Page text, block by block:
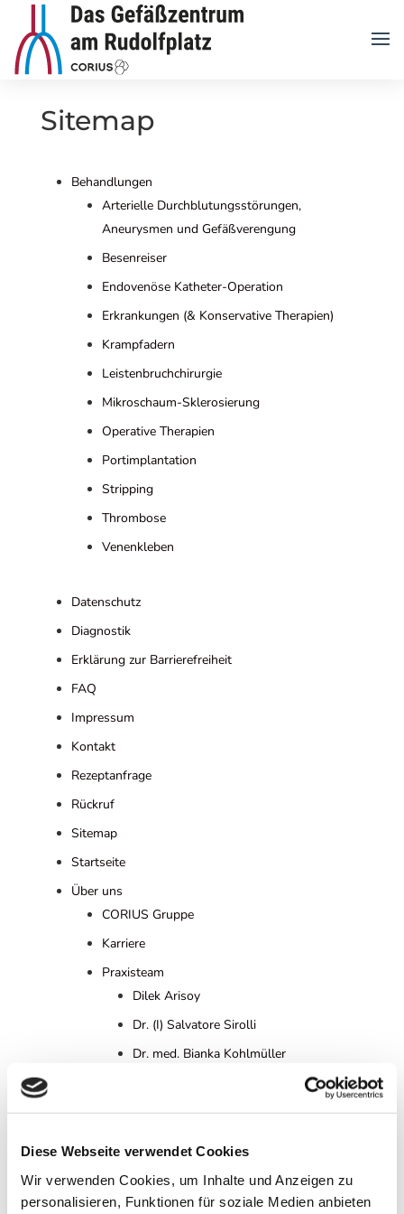
Diese Webseite verwendet Cookies
Wir verwenden Cookies, um Inhalte und Anzeigen zu
personalisieren, Funktionen für soziale Medien anbieten
Sitemap
Behandlungen
Arterielle Durchblutungsstörungen,
Aneurysmen und Gefäßverengung
Besenreiser
Endovenöse Katheter-Operation
Erkrankungen (& Konservative Therapien)
Krampfadern
Leistenbruchchirurgie
Mikroschaum-Sklerosierung
Operative Therapien
Portimplantation
Stripping
Thrombose
Venenkleben
Datenschutz
Diagnostik
Erklärung zur Barrierefreiheit
FAQ
Impressum
Kontakt
Rezeptanfrage
Rückruf
Sitemap
Startseite
Über uns
CORIUS Gruppe
Karriere
Praxisteam
Dilek Arisoy
Dr. (I) Salvatore Sirolli
Dr. med. Bianka Kohlmüller
Dr. med. Isabell Wieber
Meike Preker